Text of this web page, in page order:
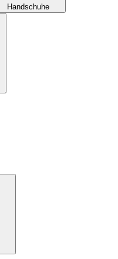
Handschuhe